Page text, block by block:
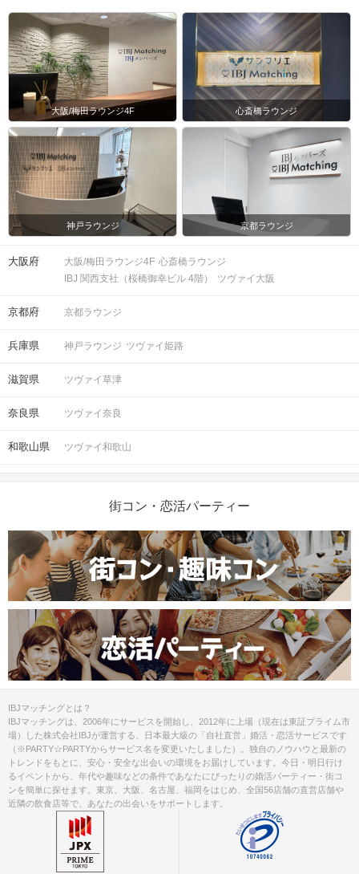
時間
※開始時刻から30分以上遅れる場合は
参加をご遠慮いただいております。
人数
8対8程度で進行予定。（最少開催人
数：4対4）
※募集締め切り以降のキャンセルによ
っては男女差が変動する場合がござい
持ち物
スマートフォン・顔写真付きの身分証
（運転免許証、マイナンバーカード、
パスポートなど）
飲み物
ソフトドリンク付き
＜QRコード受付について＞
りキャンセルされた場合、参加費と同
掲載開始日：2025/8/7
大阪/梅田ラウンジ4F 心斎橋ラウンジ
神戸ラウンジ 京都ラウンジ
大阪府 大阪/梅田ラウンジ4F 心斎橋ラウンジ
IBJ 関西支社（桜橋御幸ビル 4階）
ツヴァイ大阪
京都府 京都ラウンジ
兵庫県 神戸ラウンジ ツヴァイ姫路
滋賀県 ツヴァイ草津
奈良県 ツヴァイ奈良
和歌山県 ツヴァイ和歌山
街コン・恋活パーティー
IBJマッチングとは？
IBJマッチングは、2006年にサービスを開始し、2012年に上場（現在は東証プライム市
場）した株式会社IBJが運営する、日本最大級の「自社直営」婚活・恋活サービスです
（※PARTY☆PARTYからサービス名を変更いたしました）。独自のノウハウと最新の
トレンドをもとに、安心・安全な出会いの環境をお届けしています。今日・明日行け
るイベントから、年代や趣味などの条件であなたにぴったりの婚活パーティー・街コ
ンを簡単に探せます。東京、大阪、名古屋、福岡をはじめ、全国56店舗の直営店舗や
近隣の飲食店等で、あなたの出会いをサポートします。